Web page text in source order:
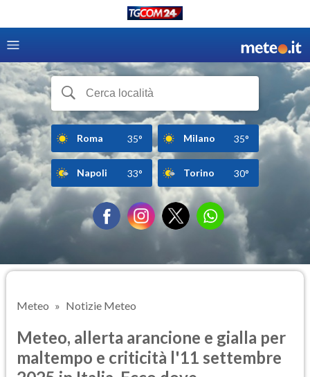
Roma 35° Milano 35°
Napoli 33° Torino 30°
Meteo Notizie Meteo
Meteo, allerta arancione e gialla per
maltempo e criticità l'11 settembre